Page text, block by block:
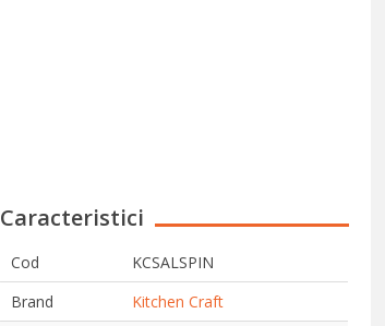
Caracteristici
Cod
KCSALSPIN
Brand
Kitchen Craft